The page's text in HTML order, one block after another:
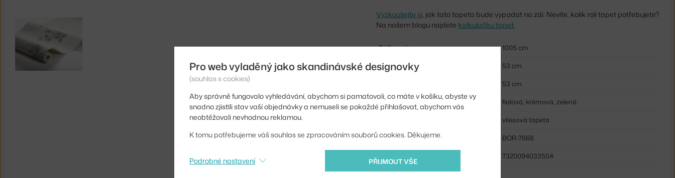
Vyzkoušejte si, jak tato tapeta bude vypadat na zdi. Nevíte, kolik rolí tapet potřebujete?
Na našem blogu najdete kalkulačku tapet.
Délka role:
1005 cm
Opakování vzoru:
53 cm
53 cm
Barva:
fialová, krémová, zelená
vliesová tapeta
Kód produktu
BOR-7668
7320094033504
Pro web vyladěný jako skandinávské designovky
(souhlas s cookies)
Aby správně fungovalo vyhledávání, abychom si pamatovali, co máte v košíku, abyste vy
snadno zjistili stav vaší objednávky a nemuseli se pokaždé přihlašovat, abychom vás
neobtěžovali nevhodnou reklamou.
K tomu potřebujeme váš souhlas se zpracováním souborů cookies. Děkujeme.
PŘIJMOUT VŠE
Podrobné nastavení